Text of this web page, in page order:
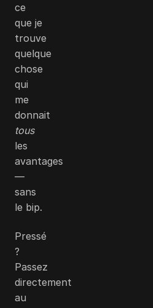
ce
que je
trouve
quelque
chose
qui
me
donnait
tous
les
avantages
—
sans
le bip.
Pressé
?
Passez
directement
au